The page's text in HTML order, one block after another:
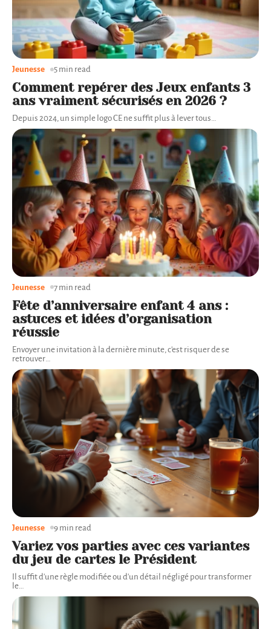
Comment repérer des Jeux enfants 3
ans vraiment sécurisés en 2026 ?
Depuis 2024, un simple logo CE ne suffit plus à lever tous…
Jeunesse 5 min read
Fête d’anniversaire enfant 4 ans :
astuces et idées d’organisation
réussie
Envoyer une invitation à la dernière minute, c'est risquer de se
retrouver
Jeunesse 7 min read
Variez vos parties avec ces variantes
du jeu de cartes le Président
Il suffit d'une règle modifiée ou d'un détail négligé pour transformer
le
Jeunesse 9 min read